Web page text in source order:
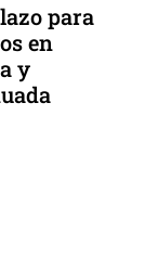
para
en
y